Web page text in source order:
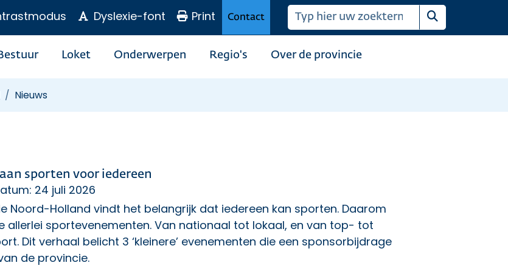
Dyslexie-font Print Contact
Zoeken
Loket Onderwerpen Regio's Over de provincie
Nieuws
sporten voor iedereen
24 juli 2026
Noord-Holland vindt het belangrijk dat iedereen kan sporten. Daarom
allerlei sportevenementen. Van nationaal tot lokaal, en van top- tot
Dit verhaal belicht 3 ‘kleinere’ evenementen die een sponsorbijdrage
de provincie.